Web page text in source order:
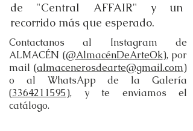
de "Central AFFAIR" y un
recorrido más que esperado.
Contactanos al Instagram de
ALMACÉN (@AlmacénDeArteOk), por
mail (almacenerosdearte@gmail.com)
o al WhatsApp de la Galería
(3364211595), y te enviamos el
catálogo.